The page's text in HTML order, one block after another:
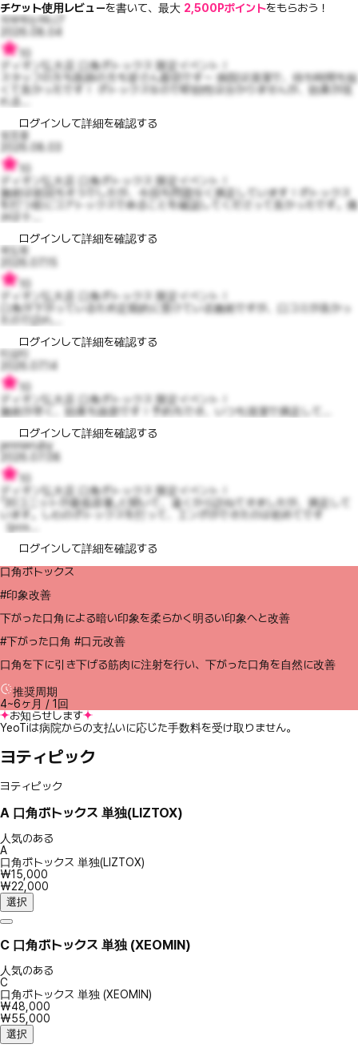
チケット使用レビューを書いて、最大 2,500Pポイントをもらおう！
자부하는허니7
2026.08.04
ディオン弘大店 口角ボトックス 限定イベント！
スタッフの方も医師の方も皆さん親切です～ 病院は清潔で、待ち時間も短
くて良かったです！ ボトックスなので即効性は分かりませんが、効果が現
れる...
ログインして詳細を確認する
쉿조용
2026.08.03
ディオン弘大店 口角ボトックス 限定イベント！
施術は前回もそうでしたが、今回も問題なく満足しています！ボトックス
を打つ前にコアトックスであることを確認してくださって良かったです。痛
みは十...
ログインして詳細を確認する
곽도희
ディオン弘大店 口角ボトックス 限定イベント！
口角が下がっているため定期的に受けている施術ですが、口コミが良かっ
たので訪れ...
ログインして詳細を確認する
티요티
2026.07.14
ディオン弘大店 口角ボトックス 限定イベント！
施術が早く、効果も抜群です！予約もでき、いつも清潔で満足して...
ログインして詳細を確認する
jennieruby
2026.07.08
ディオン弘大店 口角ボトックス 限定イベント！
「30ユニットが最低容量」と聞いて、遠くから訪ねてきましたが、満足して
います。しわのボトックスを打って、エンボができたのは初めてです
（pos...
ログインして詳細を確認する
口角ボトックス
#印象改善
下がった口角による暗い印象を柔らかく明るい印象へと改善
#下がった口角 #口元改善
口角を下に引き下げる筋肉に注射を行い、下がった口角を自然に改善
推奨周期
4~6ヶ月 / 1回
お知らせします
YeoTiは病院からの支払いに応じた手数料を受け取りません。
ヨティピック
ヨティピック
A 口角ボトックス 単独(LIZTOX)
人気のある
A
口角ボトックス 単独(LIZTOX)
₩15,000
₩22,000
選択
C 口角ボトックス 単独 (XEOMIN)
人気のある
C
口角ボトックス 単独 (XEOMIN)
₩48,000
₩55,000
選択